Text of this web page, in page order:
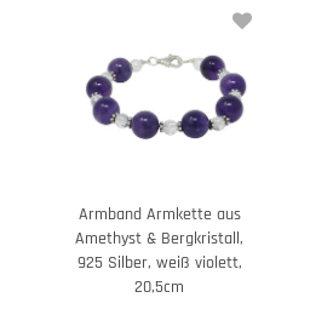
Armband Armkette aus
Amethyst & Bergkristall,
925 Silber, weiß violett,
20,5cm